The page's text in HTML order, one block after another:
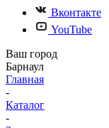
Вконтакте
YouTube
Ваш город
Барнаул
Главная
-
Каталог
-